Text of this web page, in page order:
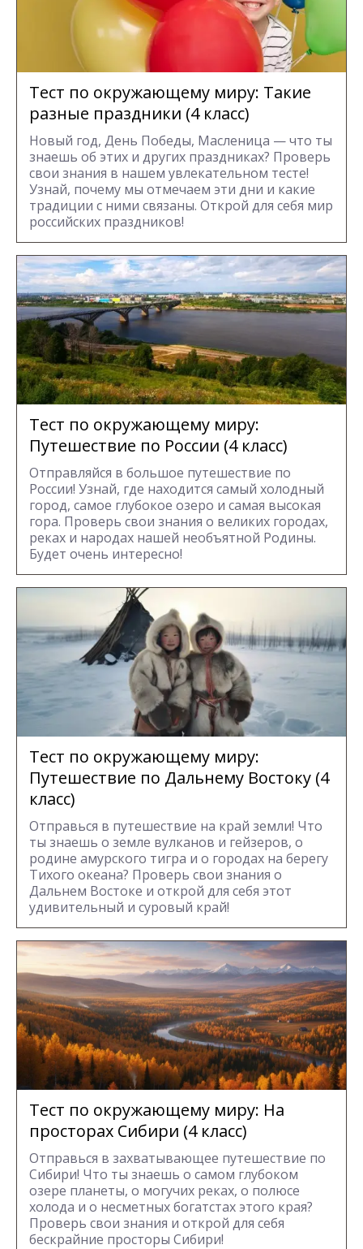
Тест по окружающему миру: Такие
разные праздники (4 класс)
Новый год, День Победы, Масленица — что ты
знаешь об этих и других праздниках? Проверь
свои знания в нашем увлекательном тесте!
Узнай, почему мы отмечаем эти дни и какие
традиции с ними связаны. Открой для себя мир
российских праздников!
Тест по окружающему миру:
Путешествие по России (4 класс)
Отправляйся в большое путешествие по
России! Узнай, где находится самый холодный
город, самое глубокое озеро и самая высокая
гора. Проверь свои знания о великих городах,
реках и народах нашей необъятной Родины.
Будет очень интересно!
Тест по окружающему миру:
Путешествие по Дальнему Востоку (4
класс)
Отправься в путешествие на край земли! Что
ты знаешь о земле вулканов и гейзеров, о
родине амурского тигра и о городах на берегу
Тихого океана? Проверь свои знания о
Дальнем Востоке и открой для себя этот
удивительный и суровый край!
Тест по окружающему миру: На
просторах Сибири (4 класс)
Отправься в захватывающее путешествие по
Сибири! Что ты знаешь о самом глубоком
озере планеты, о могучих реках, о полюсе
холода и о несметных богатстах этого края?
Проверь свои знания и открой для себя
бескрайние просторы Сибири!